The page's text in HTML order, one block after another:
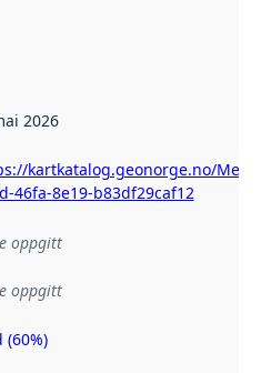
2026
kartkatalog.geonorge.no/
46fa-8e19-b83df29caf12
oppgitt
oppgitt
(60%)